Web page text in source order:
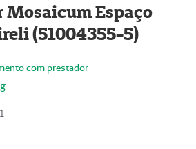
Mosaicum Espaço
(51004355-5)
com prestador